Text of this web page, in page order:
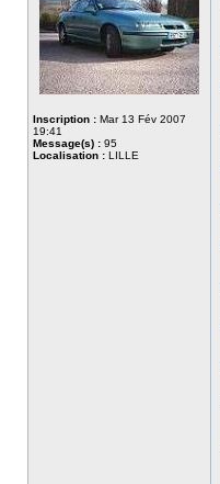
Inscription : Mar 13 Fév 2007
19:41
Message(s) : 95
Localisation : LILLE